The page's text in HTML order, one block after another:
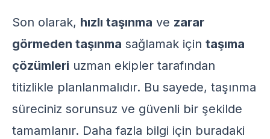
Son olarak, hızlı taşınma ve zarar
görmeden taşınma sağlamak için taşıma
çözümleri uzman ekipler tarafından
titizlikle planlanmalıdır. Bu sayede, taşınma
süreciniz sorunsuz ve güvenli bir şekilde
tamamlanır. Daha fazla bilgi için buradaki